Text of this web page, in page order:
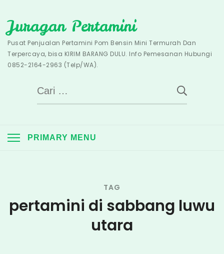
to
content
Juragan Pertamini
Pusat Penjualan Pertamini Pom Bensin Mini Termurah Dan
Terpercaya, bisa KIRIM BARANG DULU. Info Pemesanan Hubungi
0852-2164-2963 (Telp/WA).
Cari
untuk:
PRIMARY MENU
TAG
pertamini di sabbang luwu
utara